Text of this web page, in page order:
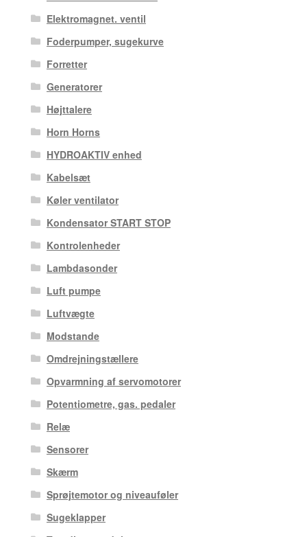
Elektromagnet. ventil
Foderpumper, sugekurve
Forretter
Generatorer
Højttalere
Horn Horns
HYDROAKTIV enhed
Kabelsæt
Køler ventilator
Kondensator START STOP
Kontrolenheder
Lambdasonder
Luft pumpe
Luftvægte
Modstande
Omdrejningstællere
Opvarmning af servomotorer
Potentiometre, gas. pedaler
Relæ
Sensorer
Skærm
Sprøjtemotor og niveauføler
Sugeklapper